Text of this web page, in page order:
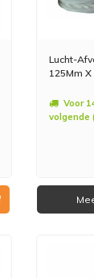
Lucht-
125Mm X
Voor
volgende